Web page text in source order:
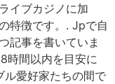
イブカジノに加
特徴です。. Jpで自
記事を書いていま
時間以内を目安に
ル愛好家たちの間で